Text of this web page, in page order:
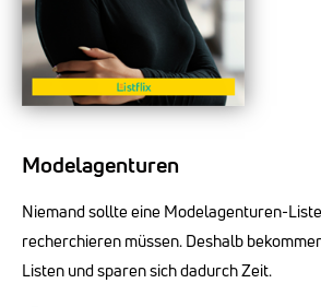
Modelagenturen
Niemand sollte eine Modelagenturen-
recherchieren müssen. Deshalb
Listen und sparen sich dadurch Zeit.